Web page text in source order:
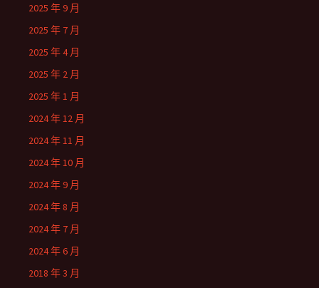
2025 年 9 月
2025 年 7 月
2025 年 4 月
2025 年 2 月
2025 年 1 月
2024 年 12 月
2024 年 11 月
2024 年 10 月
2024 年 9 月
2024 年 8 月
2024 年 7 月
2024 年 6 月
2018 年 3 月